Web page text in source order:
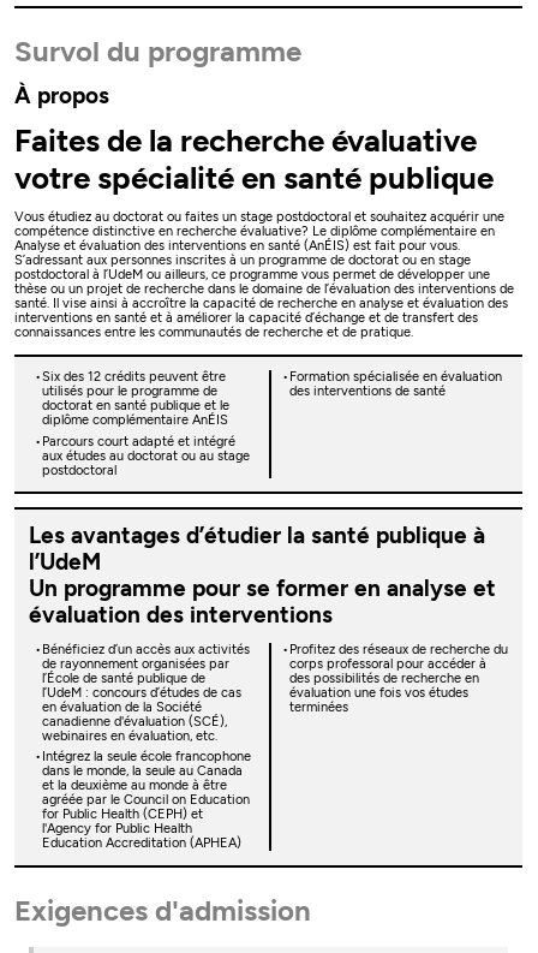
Survol du programme
À propos
Faites de la recherche évaluative
votre spécialité en santé publique
Vous étudiez au doctorat ou faites un stage postdoctoral et souhaitez acquérir une
compétence distinctive en recherche évaluative? Le diplôme complémentaire en
Analyse et évaluation des interventions en santé (AnÉIS) est fait pour vous.
S’adressant aux personnes inscrites à un programme de doctorat ou en stage
postdoctoral à l’UdeM ou ailleurs, ce programme vous permet de développer une
thèse ou un projet de recherche dans le domaine de l’évaluation des interventions de
santé. Il vise ainsi à accroître la capacité de recherche en analyse et évaluation des
interventions en santé et à améliorer la capacité d’échange et de transfert des
connaissances entre les communautés de recherche et de pratique.
Six des 12 crédits peuvent être
utilisés pour le programme de
doctorat en santé publique et le
diplôme complémentaire AnÉIS
Formation spécialisée en évaluation
des interventions de santé
Parcours court adapté et intégré
aux études au doctorat ou au stage
postdoctoral
Les avantages d’étudier la santé publique à
l’UdeM
Un programme pour se former en analyse et
évaluation des interventions
Bénéficiez d’un accès aux activités
de rayonnement organisées par
l’École de santé publique de
l’UdeM : concours d’études de cas
en évaluation de la Société
canadienne d'évaluation (SCÉ),
webinaires en évaluation, etc.
Profitez des réseaux de recherche du
corps professoral pour accéder à
des possibilités de recherche en
évaluation une fois vos études
terminées
Intégrez la seule école francophone
dans le monde, la seule au Canada
et la deuxième au monde à être
agréée par le Council on Education
for Public Health (CEPH) et
l'Agency for Public Health
Education Accreditation (APHEA)
Exigences d'admission